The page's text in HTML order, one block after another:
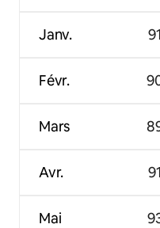
Janv.
Févr.
Mars
Avr.
Mai